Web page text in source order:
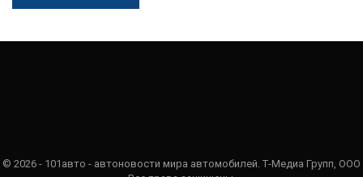
© 2026 - 101авто - автоновости мира автомобилей. Т-Медиа Групп, ООО